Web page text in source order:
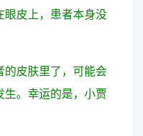
眼皮上，患者本身没
的皮肤里了，可能会
生。幸运的是，小贾